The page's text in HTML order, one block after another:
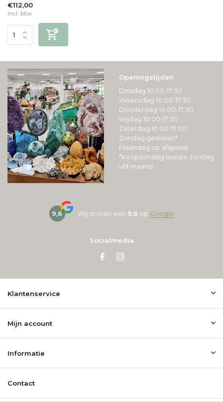
€112,00
Incl. btw
Openingstijden
Dinsdag 10:00-17:30
Woensdag 10:00-17:30
Donderdag 10:00-17:30
Vrijdag 10:00-17:30
Zaterdag 10:00-17:00
Zondag gesloten*
Maandag op afspraak
*Koopzondag laatste zondag
v/d maand
9,6 Wij scoren een 9,6 op Google
Socialmedia
Klantenservice
Mijn account
Informatie
Contact